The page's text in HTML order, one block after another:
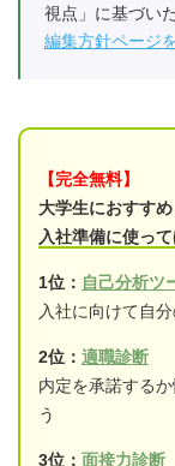
視点」に基づい
編集方針ページ
【完全無料】
大学生におすすめ
入社準備に使っ
1位： 自己分析ツ
入社に向けて自
2位： 適職診断
内定を承諾する
う
3位： 面接力診断